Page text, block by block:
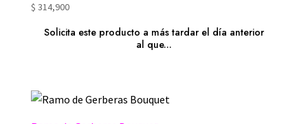
$ 314,900
Solicita este producto a más tardar el día anterior
al que...